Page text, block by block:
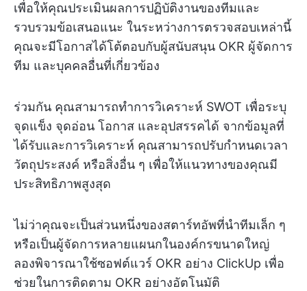
เพื่อให้คุณประเมินผลการปฏิบัติงานของทีมและ
รวบรวมข้อเสนอแนะ ในระหว่างการตรวจสอบเหล่านี้
คุณจะมีโอกาสได้โต้ตอบกับผู้สนับสนุน OKR ผู้จัดการ
ทีม และบุคคลอื่นที่เกี่ยวข้อง
ร่วมกัน คุณสามารถทำการวิเคราะห์ SWOT เพื่อระบุ
จุดแข็ง จุดอ่อน โอกาส และอุปสรรคได้ จากข้อมูลที่
ได้รับและการวิเคราะห์ คุณสามารถปรับกำหนดเวลา
วัตถุประสงค์ หรือสิ่งอื่น ๆ เพื่อให้แนวทางของคุณมี
ประสิทธิภาพสูงสุด
ไม่ว่าคุณจะเป็นส่วนหนึ่งของสตาร์ทอัพที่นำทีมเล็ก ๆ
หรือเป็นผู้จัดการหลายแผนกในองค์กรขนาดใหญ่
ลองพิจารณาใช้ซอฟต์แวร์ OKR อย่าง ClickUp เพื่อ
ช่วยในการติดตาม OKR อย่างอัตโนมัติ